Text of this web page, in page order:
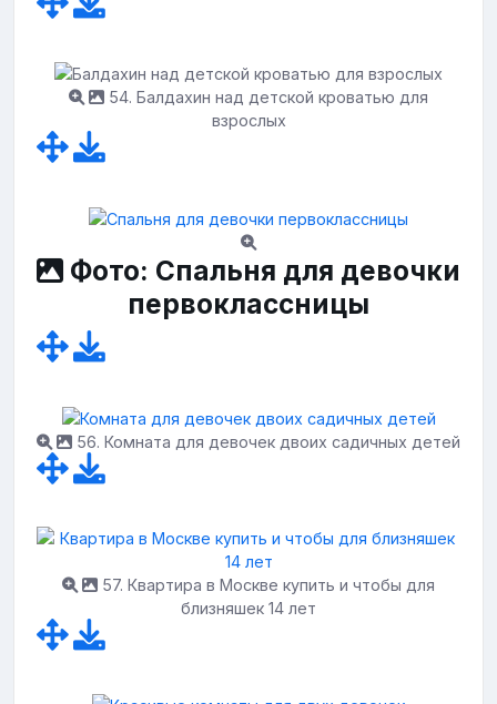
54. Балдахин над детской кроватью для
взрослых
Фото: Спальня для девочки
первоклассницы
56. Комната для девочек двоих садичных детей
57. Квартира в Москве купить и чтобы для
близняшек 14 лет